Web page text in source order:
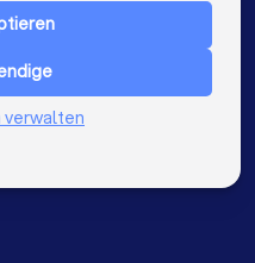
Mediatoren in Bonn
verwalten